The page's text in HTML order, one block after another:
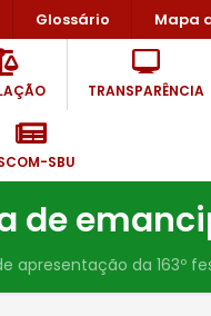
Glossário Mapa
TRANSPARÊNCIA
SBU
de
apresentação da 163º